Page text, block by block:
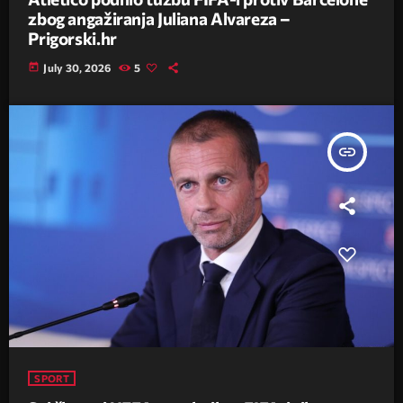
zbog angažiranja Juliana Alvareza –
Prigorski.hr
today July 30, 2026 5
insert_link
SPORT